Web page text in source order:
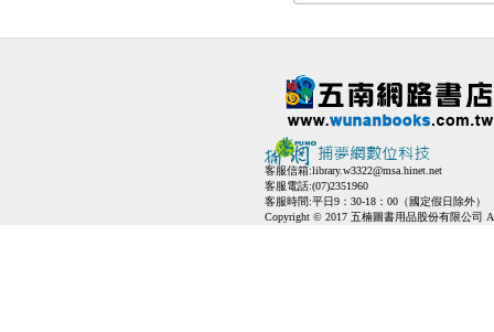
客服信箱:library.w3322@msa.hinet.net
客服電話:(07)2351960
客服時間:平日9：30-18：00（國定假日除外）
Copyright © 2017 五楠圖書用品股份有限公司